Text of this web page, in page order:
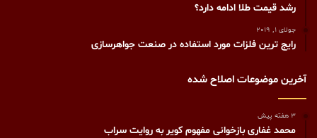
رشد قیمت طلا ادامه دارد؟
جولای 1, 2019
رايج ترين فلزات مورد استفاده در صنعت جواهرسازی
آخرین موضوعات اصلاح شده
3 هفته پیش
محمد غفاری بازخوانی مفهوم کویر به روایت سراب